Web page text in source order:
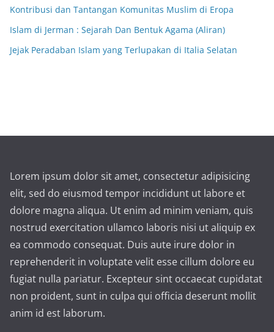
Kontribusi dan Tantangan Komunitas Muslim di Eropa
Islam di Jerman : Sejarah Dan Bentuk Agama (Aliran)
Jejak Peradaban Islam yang Terlupakan di Italia Selatan
Lorem ipsum dolor sit amet, consectetur adipisicing
elit, sed do eiusmod tempor incididunt ut labore et
dolore magna aliqua. Ut enim ad minim veniam, quis
nostrud exercitation ullamco laboris nisi ut aliquip ex
ea commodo consequat. Duis aute irure dolor in
reprehenderit in voluptate velit esse cillum dolore eu
fugiat nulla pariatur. Excepteur sint occaecat cupidatat
non proident, sunt in culpa qui officia deserunt mollit
anim id est laborum.